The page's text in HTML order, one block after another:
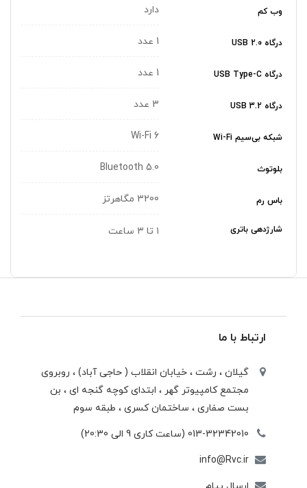
وب کم دارد
درگاه USB 2.0 1 عدد
درگاه USB Type-C 1 عدد
درگاه USB 3.2 3 عدد
شبکه بی‌سیم Wi-Fi Wi-Fi 6
بلوتوث Bluetooth 5.0
باس رم 3200 مگاهرتز
شارژدهی باتری ۱ تا ۳ ساعت
ارتباط با ما
گیلان ، رشت ، خيابان انقلاب ( حاجی آباد) ، روبروی
مجتمع كامپيوتر گهر ، ابتدای كوچه گنجه ای ، بن
بست صفاری ، ساختمان كسری ، طبقه سوم
013-32342010 (ساعت کاری 9 الی 20:30)
info@Rvc.ir